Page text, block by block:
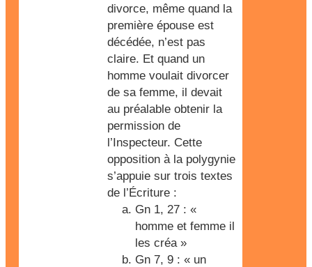
divorce, même quand la
première épouse est
décédée, n’est pas
claire. Et quand un
homme voulait divorcer
de sa femme, il devait
au préalable obtenir la
permission de
l’Inspecteur. Cette
opposition à la polygynie
s’appuie sur trois textes
de l’Écriture :
Gn 1, 27 : «
homme et femme il
les créa »
Gn 7, 9 : « un